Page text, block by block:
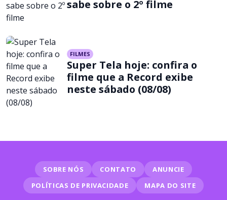
sabe sobre o 2º filme
FILMES
Super Tela hoje: confira o
filme que a Record exibe
neste sábado (08/08)
SOBRE NÓS CONTATO
ANUNCIE
POLÍTICAS DE PRIVACIDADE
MAPA DO SITE